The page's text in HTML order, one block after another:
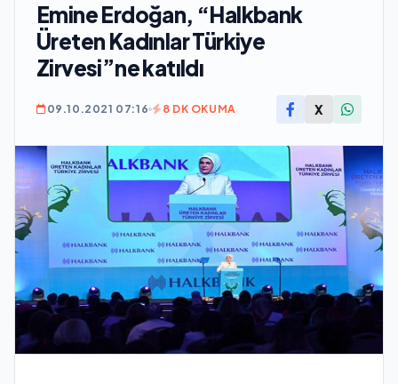
Emine Erdoğan, “Halkbank
Üreten Kadınlar Türkiye
Zirvesi”ne katıldı
09.10.2021 07:16 8 DK OKUMA X